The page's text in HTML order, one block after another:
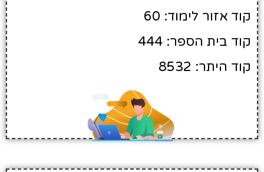
קוד אזור לימוד: 60
קוד בית הספר: 444
קוד היתר: 8532